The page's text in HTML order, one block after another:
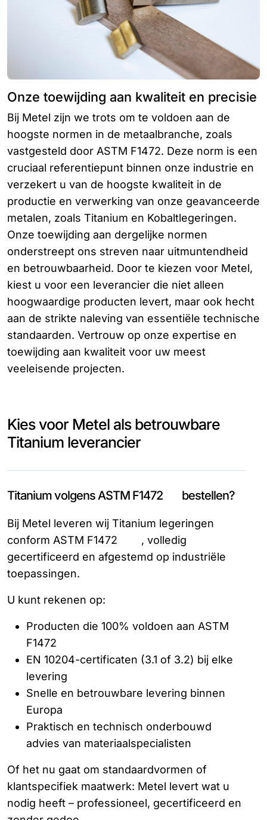
Onze toewijding aan kwaliteit en precisie
Bij Metel zijn we trots om te voldoen aan de
hoogste normen in de metaalbranche, zoals
vastgesteld door ASTM F1472. Deze norm is een
cruciaal referentiepunt binnen onze industrie en
verzekert u van de hoogste kwaliteit in de
productie en verwerking van onze geavanceerde
metalen, zoals Titanium en Kobaltlegeringen.
Onze toewijding aan dergelijke normen
onderstreept ons streven naar uitmuntendheid
en betrouwbaarheid. Door te kiezen voor Metel,
kiest u voor een leverancier die niet alleen
hoogwaardige producten levert, maar ook hecht
aan de strikte naleving van essentiële technische
standaarden. Vertrouw op onze expertise en
toewijding aan kwaliteit voor uw meest
veeleisende projecten.
Kies voor Metel als betrouwbare
Titanium leverancier
Titanium volgens ASTM F1472 bestellen?
Bij Metel leveren wij Titanium legeringen
conform ASTM F1472 , volledig
gecertificeerd en afgestemd op industriële
toepassingen.
U kunt rekenen op:
Producten die 100% voldoen aan ASTM
F1472
EN 10204-certificaten (3.1 of 3.2) bij elke
levering
Snelle en betrouwbare levering binnen
Europa
Praktisch en technisch onderbouwd
advies van materiaalspecialisten
Of het nu gaat om standaardvormen of
klantspecifiek maatwerk: Metel levert wat u
nodig heeft – professioneel, gecertificeerd en